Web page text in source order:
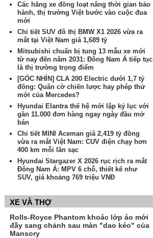
Các hãng xe đồng loạt nâng thời gian bảo
hành, thị trường Việt bước vào cuộc đua
mới
Chi tiết SUV đô thị BMW X1 2026 vừa ra
mắt tại Việt Nam giá 1,689 tỷ
Mitsubishi chuẩn bị tung 13 mẫu xe mới
từ nay đến năm 2031: Đông Nam Á tiếp tục
là thị trường trọng điểm
[GÓC NHÌN] CLA 200 Electric dưới 1,7 tỷ
đồng: Quân cờ chiến lược hay phép thử
mới của Mercedes?
Hyundai Elantra thế hệ mới lập kỷ lục với
gần 11.000 đơn hàng ngay ngày đầu mở
bán
Chi tiết MINI Aceman giá 2,419 tỷ đồng
vừa ra mắt Việt Nam: CUV điện chạy hơn
400 km mỗi lần sạc
Hyundai Stargazer X 2026 rục rịch ra mắt
Đông Nam Á: MPV 6 chỗ, thiết kế như
SUV, giá khoảng 769 triệu VNĐ
XE VÀ THỢ
Rolls-Royce Phantom khoác lớp áo mới
đầy sang chảnh sau màn "dao kéo" của
Mansory